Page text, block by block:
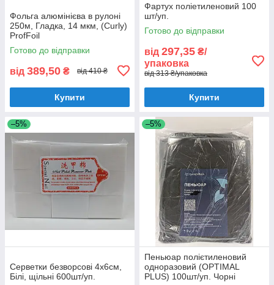
Фольга алюмінієва в рулоні
250м, Гладка, 14 мкм, (Curly)
ProfFoil
Готово до відправки
від 389,50 ₴ від 410 ₴
Купити
Фартух поліетиленовий 100
шт/уп.
Готово до відправки
від 297,35 ₴/
упаковка
від 313 ₴/упаковка
Купити
–5%
Серветки безворсові 4х6см,
Білі, щільні 600шт/уп.
–5%
Пеньюар полієтиленовий
одноразовий (OPTIMAL
PLUS) 100шт/уп. Чорні